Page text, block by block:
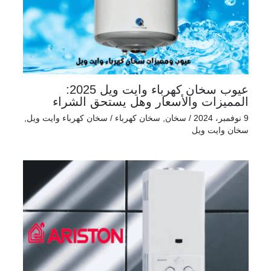
عيوب سخان كهرباء وايت ويل 2025:
المميزات والأسعار وهل يستحق الشراء
9 نوفمبر، 2024 / سخان سخان كهرباء / سخان كهرباء وايت ويل
سخان وايت ويل